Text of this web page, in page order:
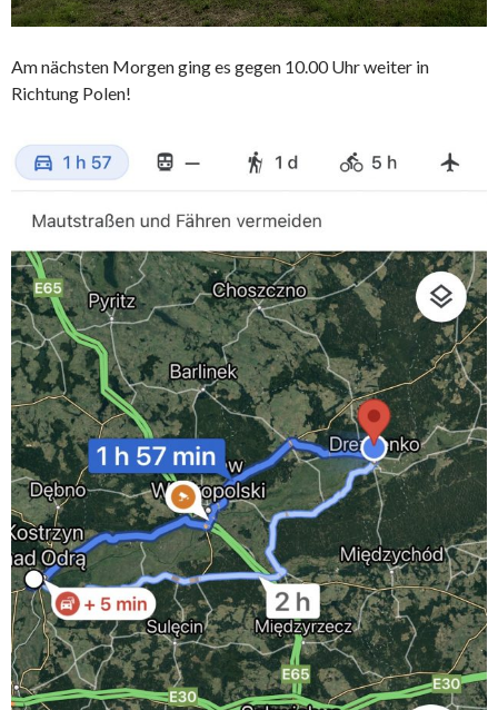
Am nächsten Morgen ging es gegen 10.00 Uhr weiter in
Richtung Polen!